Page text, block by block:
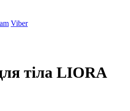
Viber
тіла LIORA